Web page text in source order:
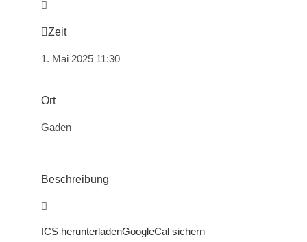
Zeit
1. Mai 2025 11:30
Ort
Gaden
Beschreibung
ICS herunterladenGoogleCal sichern